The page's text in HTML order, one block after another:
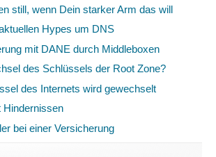
still, wenn Dein starker Arm das will
Hypes um DNS
mit DANE durch Middleboxen
des Schlüssels der Root Zone?
des Internets wird gewechselt
Hindernissen
bei einer Versicherung